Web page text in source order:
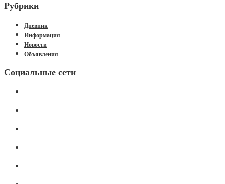
Рубрики
Дневник
Информация
Новости
Объявления
Социальные сети